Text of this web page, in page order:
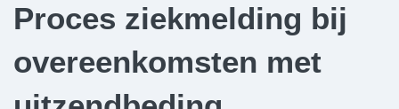
Proces ziekmelding bij
overeenkomsten met